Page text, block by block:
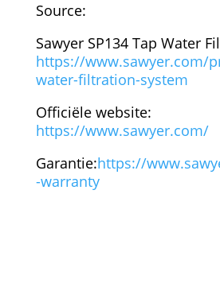
Source:
Sawyer SP134 Tap Water
https://www.sawyer.com/
water-filtration-system
Officiële website:
https://www.sawyer.com/
Garantie:https://
-warranty